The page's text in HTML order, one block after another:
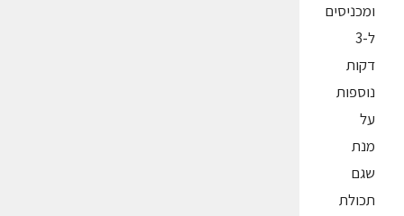
ומכניסים
ל-3
דקות
נוספות
על
מנת
שגם
תכולת